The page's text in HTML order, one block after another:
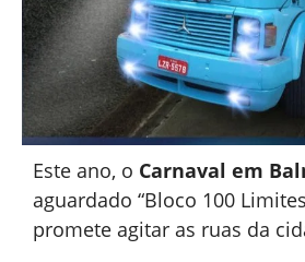
Este ano, o Carnaval em
aguardado “Bloco 100
promete agitar as ruas da